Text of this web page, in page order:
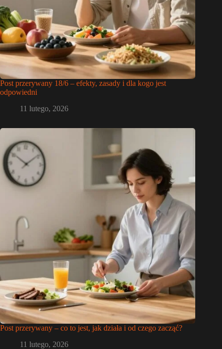
Post przerywany 18/6 – efekty, zasady i dla kogo jest
odpowiedni
11 lutego, 2026
Post przerywany – co to jest, jak działa i od czego zacząć?
11 lutego, 2026